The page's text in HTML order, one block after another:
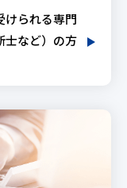
けられる専門
士など）の方